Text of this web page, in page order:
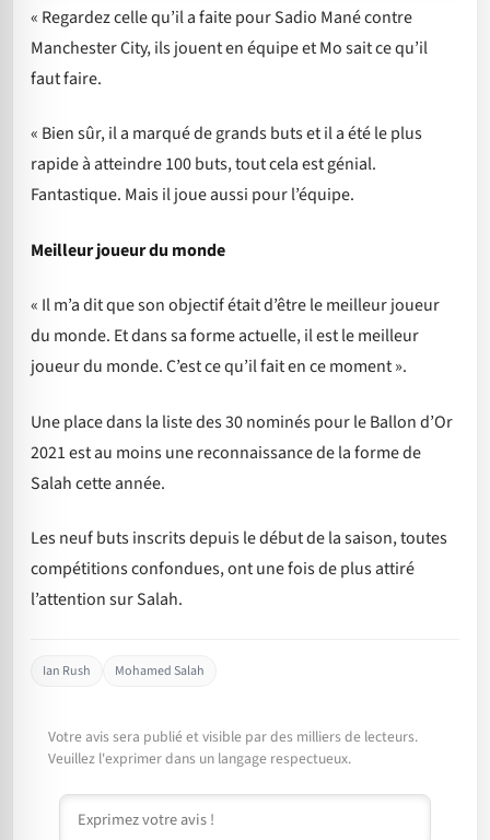
« Regardez celle qu’il a faite pour Sadio Mané contre
Manchester City, ils jouent en équipe et Mo sait ce qu’il
faut faire.
« Bien sûr, il a marqué de grands buts et il a été le plus
rapide à atteindre 100 buts, tout cela est génial.
Fantastique. Mais il joue aussi pour l’équipe.
Meilleur joueur du monde
« Il m’a dit que son objectif était d’être le meilleur joueur
du monde. Et dans sa forme actuelle, il est le meilleur
joueur du monde. C’est ce qu’il fait en ce moment ».
Une place dans la liste des 30 nominés pour le Ballon d’Or
2021 est au moins une reconnaissance de la forme de
Salah cette année.
Les neuf buts inscrits depuis le début de la saison, toutes
compétitions confondues, ont une fois de plus attiré
l’attention sur Salah.
Ian Rush Mohamed Salah
Votre avis sera publié et visible par des milliers de lecteurs.
Veuillez l'exprimer dans un langage respectueux.
Commentaire